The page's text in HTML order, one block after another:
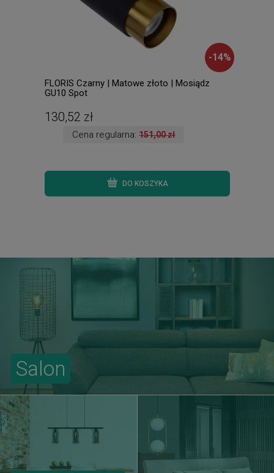
-14%
FLORIS Czarny | Matowe złoto | Mosiądz
GU10 Spot
130,52 zł
Cena regularna:151,00 zł
DO KOSZYKA
Salon